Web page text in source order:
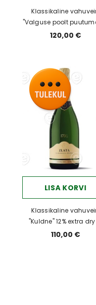
Klassikaline
"Valguse poolt
12,5% brut 0,75I
120,00 €
LISA KORVI
Klassikaline
"Kuldne" 12% extra
JEROBOAM
110,00 €